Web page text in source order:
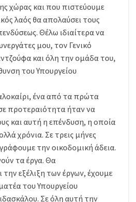
χώρας και που πιστεύουμε
λαός θα απολαύσει τους
Θέλω ιδιαίτερα να
μου, τον Γενικό
και όλη την ομάδα του,
του Υπουργείου
ένα από τα πρώτα
προτεραιότητα ήταν να
και αυτή η επένδυση, η οποία
χρόνια. Σε τρεις μήνες
την οικοδομική άδεια.
τα έργα. Θα
εξέλιξη των έργων, έχουμε
του Υπουργείου
Σε όλη αυτή την